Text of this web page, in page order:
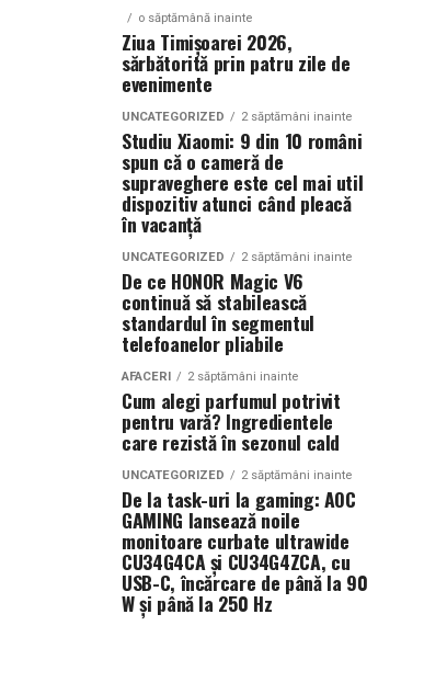
o săptămână inainte
Ziua Timișoarei 2026,
sărbătorită prin patru zile de
evenimente
UNCATEGORIZED 2 săptămâni inainte
Studiu Xiaomi: 9 din 10 români
spun că o cameră de
supraveghere este cel mai util
dispozitiv atunci când pleacă
în vacanță
UNCATEGORIZED 2 săptămâni inainte
De ce HONOR Magic V6
continuă să stabilească
standardul în segmentul
telefoanelor pliabile
AFACERI 2 săptămâni inainte
Cum alegi parfumul potrivit
pentru vară? Ingredientele
care rezistă în sezonul cald
UNCATEGORIZED 2 săptămâni inainte
De la task-uri la gaming: AOC
GAMING lansează noile
monitoare curbate ultrawide
CU34G4CA și CU34G4ZCA, cu
USB-C, încărcare de până la 90
W și până la 250 Hz